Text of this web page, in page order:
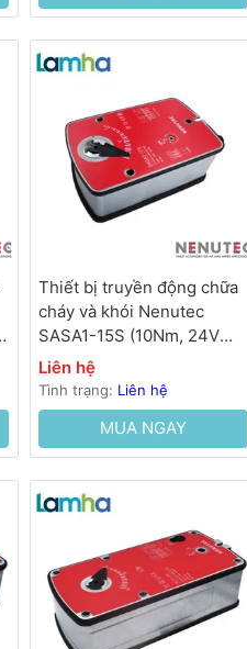
Thiết bị truyền động chữa
cháy và khói Nenutec
SASA1-15S (10Nm, 24V
AC/DC,<30s)
Liên hệ
Tình trạng: Liên hệ
MUA NGAY